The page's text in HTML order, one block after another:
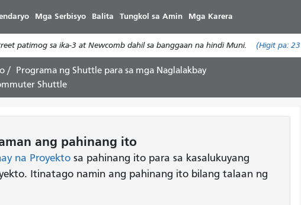
ang
pangunahing
nilalaman
Mga Serbisyo Balita Tungkol sa Amin Mga Karera
patimog sa ika-3 at Newcomb dahil sa banggaan na hindi Muni. (Higit pa:23
Programa ng Shuttle para sa mga Naglalakbay
Shuttle
ang pahinang ito
na Proyekto sa pahinang ito para sa kasalukuyang
Itinatago namin ang pahinang ito bilang talaan ng